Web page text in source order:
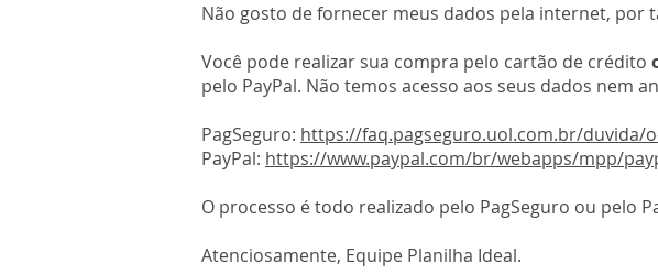
Não gosto de fornecer meus dados pela internet,
Você pode realizar sua compra pelo cartão de crédito
pelo PayPal. Não temos acesso aos seus dados nem
PagSeguro: https://faq.pagseguro.uol.com.br/duvida/
PayPal: https://www.paypal.com/br/webapps/mpp/
O processo é todo realizado pelo PagSeguro ou pelo
Atenciosamente, Equipe Planilha Ideal.